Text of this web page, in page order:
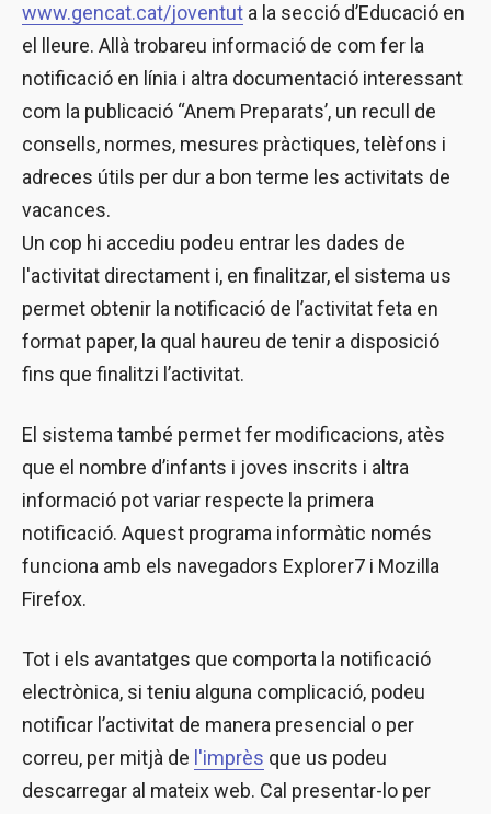
www.gencat.cat/joventut a la secció d’Educació en
el lleure. Allà trobareu informació de com fer la
notificació en línia i altra documentació interessant
com la publicació “Anem Preparats’, un recull de
consells, normes, mesures pràctiques, telèfons i
adreces útils per dur a bon terme les activitats de
vacances.
Un cop hi accediu podeu entrar les dades de
l'activitat directament i, en finalitzar, el sistema us
permet obtenir la notificació de l’activitat feta en
format paper, la qual haureu de tenir a disposició
fins que finalitzi l’activitat.
El sistema també permet fer modificacions, atès
que el nombre d’infants i joves inscrits i altra
informació pot variar respecte la primera
notificació. Aquest programa informàtic només
funciona amb els navegadors Explorer7 i Mozilla
Firefox.
Tot i els avantatges que comporta la notificació
electrònica, si teniu alguna complicació, podeu
notificar l’activitat de manera presencial o per
correu, per mitjà de l'imprès que us podeu
descarregar al mateix web. Cal presentar-lo per